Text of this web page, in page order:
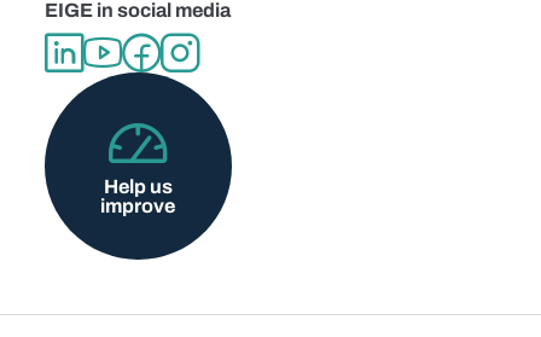
EIGE in social media
Help us
improve